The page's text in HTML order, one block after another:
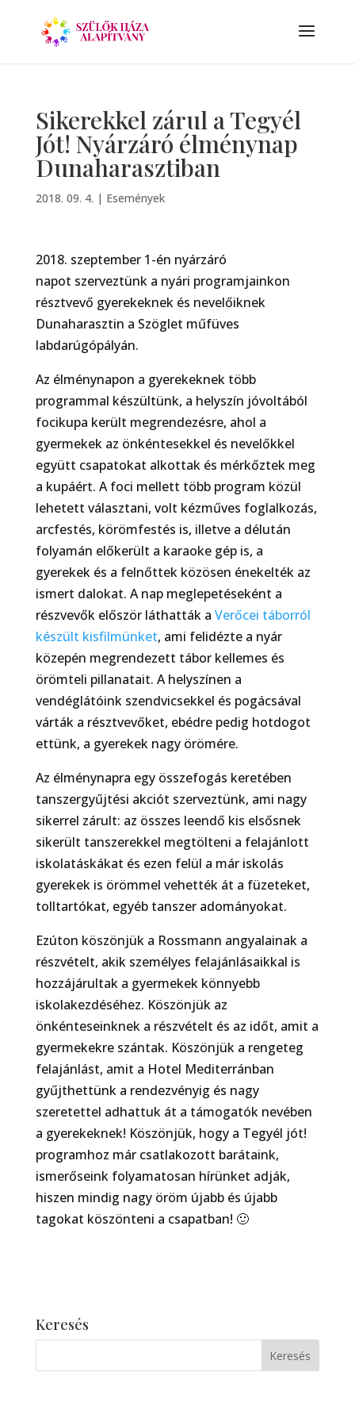
Sikerekkel zárul a Tegyél
Jót! Nyárzáró élménynap
Dunaharasztiban
2018. 09. 4. | Események
2018. szeptember 1-én nyárzáró
napot szerveztünk a nyári programjainkon
résztvevő gyerekeknek és nevelőiknek
Dunaharasztin a Szöglet műfüves
labdarúgópályán.
Az élménynapon a gyerekeknek több
programmal készültünk, a helyszín jóvoltából
focikupa került megrendezésre, ahol a
gyermekek az önkéntesekkel és nevelőkkel
együtt csapatokat alkottak és mérkőztek meg
a kupáért. A foci mellett több program közül
lehetett választani, volt kézműves foglalkozás,
arcfestés, körömfestés is, illetve a délután
folyamán előkerült a karaoke gép is, a
gyerekek és a felnőttek közösen énekelték az
ismert dalokat. A nap meglepetéseként a
részvevők először láthatták a Verőcei táborról
készült kisfilmünket, ami felidézte a nyár
közepén megrendezett tábor kellemes és
örömteli pillanatait. A helyszínen a
vendéglátóink szendvicsekkel és pogácsával
várták a résztvevőket, ebédre pedig hotdogot
ettünk, a gyerekek nagy örömére.
Az élménynapra egy összefogás keretében
tanszergyűjtési akciót szerveztünk, ami nagy
sikerrel zárult: az összes leendő kis elsősnek
sikerült tanszerekkel megtölteni a felajánlott
iskolatáskákat és ezen felül a már iskolás
gyerekek is örömmel vehették át a füzeteket,
tolltartókat, egyéb tanszer adományokat.
Ezúton köszönjük a Rossmann angyalainak a
részvételt, akik személyes felajánlásaikkal is
hozzájárultak a gyermekek könnyebb
iskolakezdéséhez. Köszönjük az
önkénteseinknek a részvételt és az időt, amit a
gyermekekre szántak. Köszönjük a rengeteg
felajánlást, amit a Hotel Mediterránban
gyűjthettünk a rendezvényig és nagy
szeretettel adhattuk át a támogatók nevében
a gyerekeknek! Köszönjük, hogy a Tegyél jót!
programhoz már csatlakozott barátaink,
ismerőseink folyamatosan hírünket adják,
hiszen mindig nagy öröm újabb és újabb
tagokat köszönteni a csapatban! 🙂
Keresés